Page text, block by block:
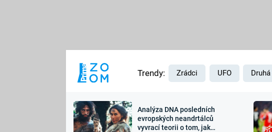
Výročí
Trendy: Zrádci UFO
Analýza DNA posledních
evropských neandrtálců
vyvrací teorii o tom, jak